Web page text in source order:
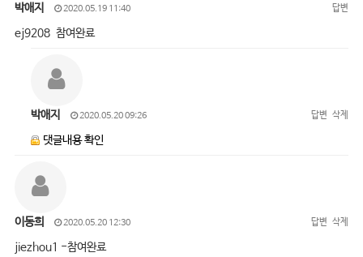
박애지 2020.05.19 11:40 답변
ej9208 참여완료
박애지 2020.05.20 09:26 답변 삭제
댓글내용 확인
이동희 2020.05.20 12:30 답변 삭제
jiezhou1 -참여완료